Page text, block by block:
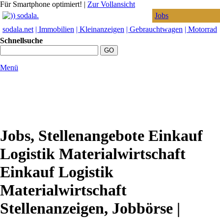
Für Smartphone optimiert! | Zur Vollansicht
Jobs
sodala.net | Immobilien | Kleinanzeigen | Gebrauchtwagen | Motorrad
Schnellsuche
Menü
Jobs, Stellenangebote Einkauf
Logistik Materialwirtschaft
Einkauf Logistik
Materialwirtschaft
Stellenanzeigen, Jobbörse |